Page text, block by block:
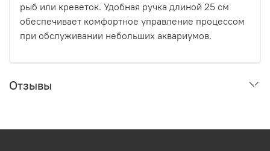
рыб или креветок. Удобная ручка длиной 25 см
обеспечивает комфортное управление процессом
при обслуживании небольших аквариумов.
Отзывы